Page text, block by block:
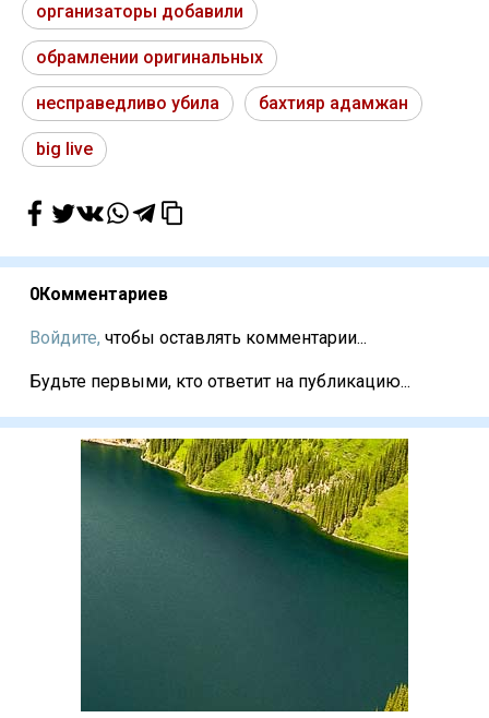
организаторы добавили
обрамлении оригинальных
несправедливо убила бахтияр адамжан
big live
0Комментариев
Войдите, чтобы оставлять комментарии...
Будьте первыми, кто ответит на публикацию...